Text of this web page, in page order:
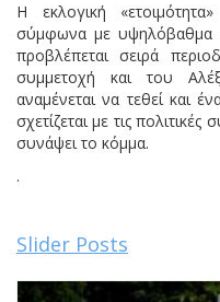
Η εκλογική
σύμφωνα με υψηλόβαθμα
προβλέπεται σειρά
συμμετοχή και του
αναμένεται να τεθεί και
σχετίζεται με τις
συνάψει το κόμμα.
.
Slider Posts